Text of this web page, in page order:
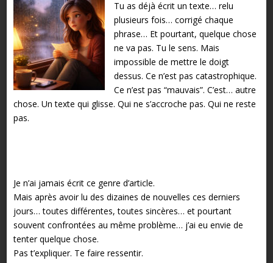
Tu as déjà écrit un texte… relu
plusieurs fois… corrigé chaque
phrase… Et pourtant, quelque chose
ne va pas. Tu le sens. Mais
impossible de mettre le doigt
dessus. Ce n’est pas catastrophique.
Ce n’est pas “mauvais”. C’est… autre
chose. Un texte qui glisse. Qui ne s’accroche pas. Qui ne reste
pas.
Je n’ai jamais écrit ce genre d’article.
Mais après avoir lu des dizaines de nouvelles ces derniers
jours…toutes différentes, toutes sincères… et pourtant
souvent confrontées au même problème… j’ai eu envie de
tenter quelque chose.
Pas t’expliquer. Te faire ressentir.